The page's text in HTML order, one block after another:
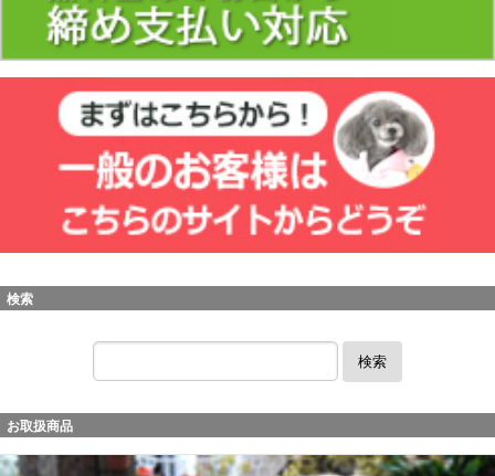
検索
検索
お取扱商品